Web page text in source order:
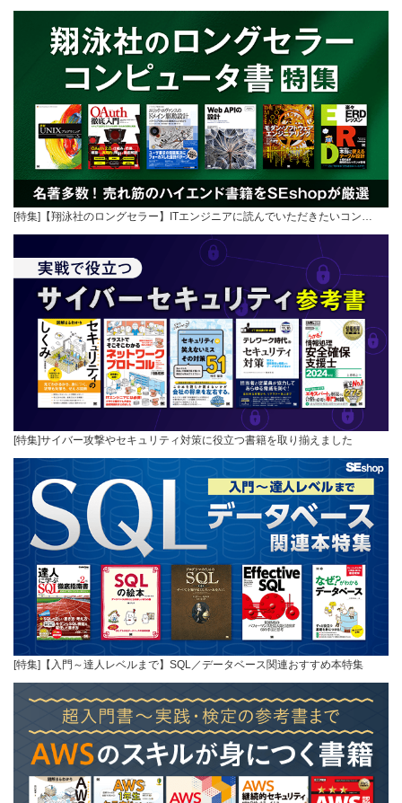
[特集]【翔泳社のロングセラー】ITエンジニアに読んでいただきたいコン…
[特集]サイバー攻撃やセキュリティ対策に役立つ書籍を取り揃えました
[特集]【入門～達人レベルまで】SQL／データベース関連おすすめ本特集